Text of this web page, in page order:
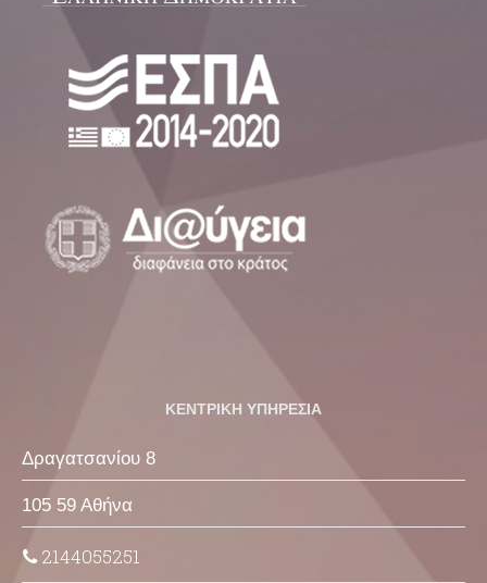
ΚΕΝΤΡΙΚΗ ΥΠΗΡΕΣΙΑ
Δραγατσανίου 8
105 59 Αθήνα
2144055251